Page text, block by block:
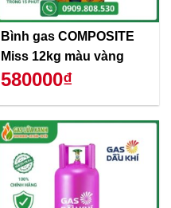
Bình gas COMPOSITE
Miss 12kg màu vàng
580000₫